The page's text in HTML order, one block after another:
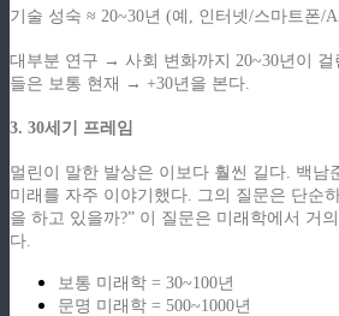
기술 성숙 ≈ 20~30년 (예, 인터넷/스마트폰/
대부분 연구 → 사회 변화까지 20~30년이 걸
들은 보통 현재 → +30년을 본다.
3. 30세기 프레임
멀린이 말한 발상은 이보다 훨씬 길다. 백남
미래를 자주 이야기했다. 그의 질문은 단순
을 하고 있을까?” 이 질문은 미래학에서 거
다.
보통 미래학 = 30~100년
문명 미래학 = 500~1000년